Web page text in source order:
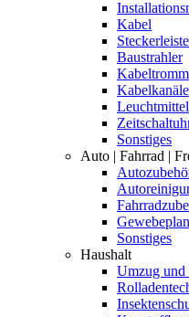
Kabel
Baustrahler
Kabelkanäle
Leuchtmittel
Sonstiges
Auto | Fahrrad |
Sonstiges
Haushalt
Umzug und